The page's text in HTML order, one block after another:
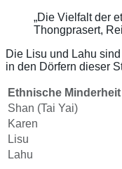
„Die Vielfalt der
Thongprasert,
Die Lisu und Lahu
in den Dörfern dieser
Ethnische Minderheit
Shan (Tai Yai)
Karen
Lisu
Lahu